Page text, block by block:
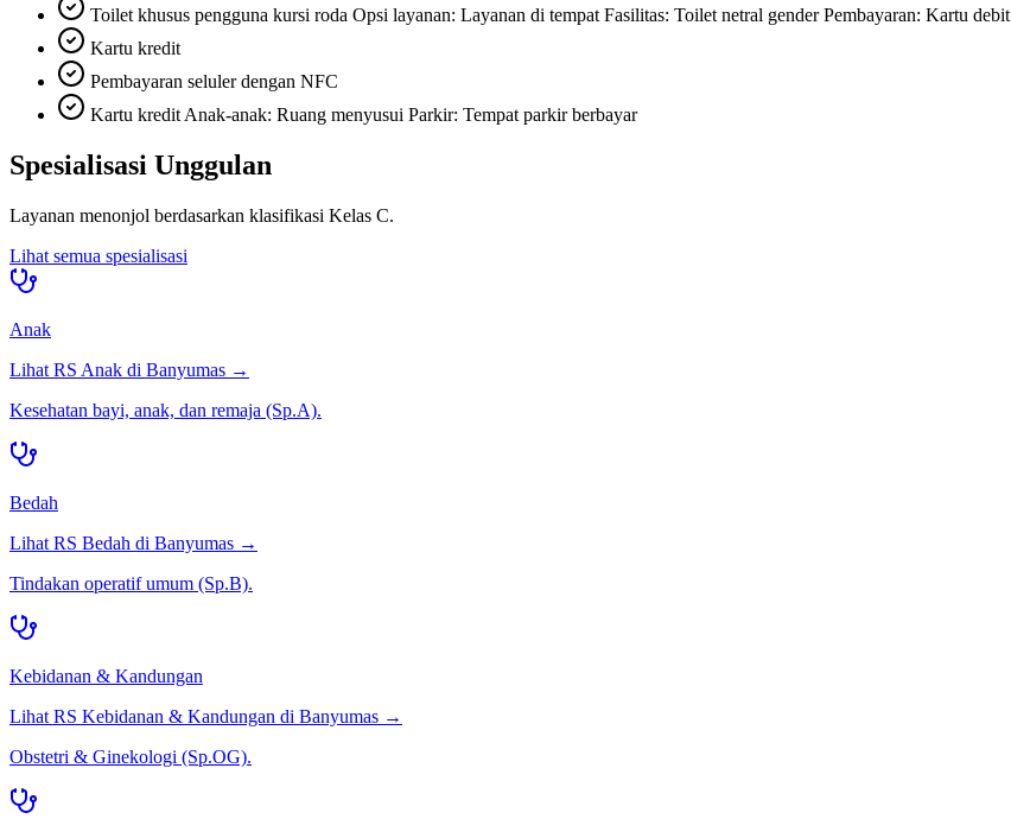
Toilet khusus pengguna kursi roda Opsi layanan: Layanan di tempat Fasilitas: Toilet netral gender Pembayaran: Kartu debit
Kartu kredit
Pembayaran seluler dengan NFC
Kartu kredit Anak-anak: Ruang menyusui Parkir: Tempat parkir berbayar
Spesialisasi Unggulan
Layanan menonjol berdasarkan klasifikasi Kelas C.
Lihat semua spesialisasi
Anak
Lihat RS Anak di Banyumas →
Kesehatan bayi, anak, dan remaja (Sp.A).
Bedah
Lihat RS Bedah di Banyumas →
Tindakan operatif umum (Sp.B).
Kebidanan & Kandungan
Lihat RS Kebidanan & Kandungan di Banyumas →
Obstetri & Ginekologi (Sp.OG).